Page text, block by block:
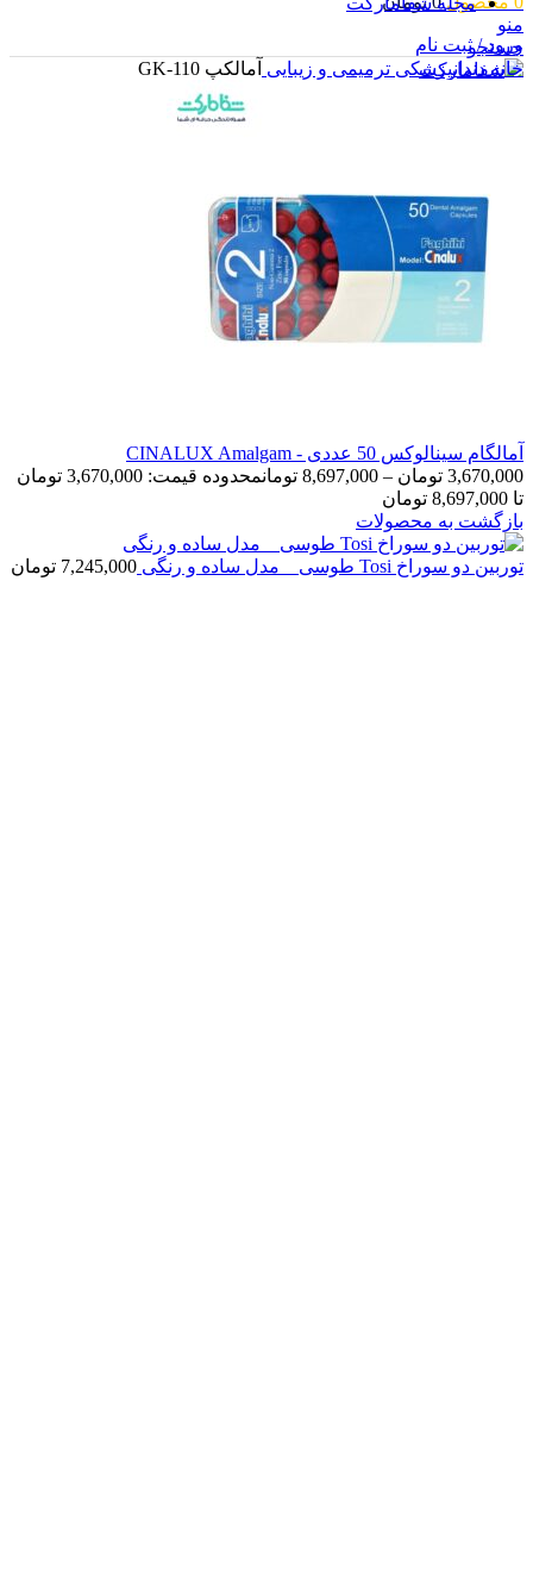
منو
جستجو
ورود / ثبت نام
خانهدندانپزشکی ترمیمی و زیبایی آمالکپ GK-110
آمالگام سینالوکس 50 عددی - CINALUX Amalgam
3,670,000 تومان –
8,697,000 تومان
محدوده قیمت: 3,670,000 تومان
تا 8,697,000 تومان
بازگشت به محصولات
توربین دو سوراخ Tosi طوسی _ مدل ساده و رنگی 7,245,000 تومان